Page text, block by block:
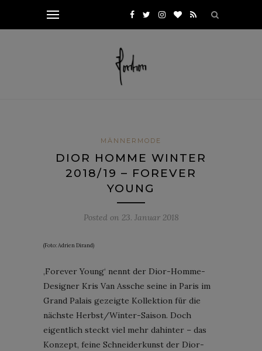
MÄNNERMODE
DIOR HOMME WINTER
2018/19 – FOREVER
YOUNG
Posted on 23. Januar 2018
(Foto: Adrien Dirand)
‚Forever Young‘ nennt der Dior-Homme-
Designer Kris Van Assche seine in Paris im
Grand Palais gezeigte Kollektion für die
nächste Herbst/Winter-Saison. Doch
eigentlich steckt viel mehr dahinter – das
Konzept, feine Schneiderkunst der Dior-